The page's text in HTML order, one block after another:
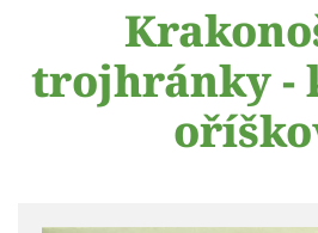
trojhránky -